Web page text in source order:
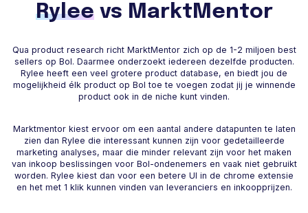
Ryleevs MarktMentor
Qua product research richt MarktMentor zich op de 1-2 miljoen best
sellers op Bol. Daarmee onderzoekt iedereen dezelfde producten.
Rylee heeft een veel grotere product database, en biedt jou de
mogelijkheid élk product op Bol toe te voegen zodat jij je winnende
product ook in de niche kunt vinden.
Marktmentor kiest ervoor om een aantal andere datapunten te laten
zien dan Rylee die interessant kunnen zijn voor gedetailleerde
marketing analyses, maar die minder relevant zijn voor het maken
van inkoop beslissingen voor Bol-ondenemers en vaak niet gebruikt
worden. Rylee kiest dan voor een betere UI in de chrome extensie
en het met 1 klik kunnen vinden van leveranciers en inkoopprijzen.